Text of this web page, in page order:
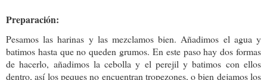
Preparación:
Pesamos las harinas y las mezclamos bien. Añadimos el agua y
batimos hasta que no queden grumos. En este paso hay dos formas
de hacerlo, añadimos la cebolla y el perejil y batimos con ellos
dentro, así los peques no encuentran tropezones, o bien dejamos los